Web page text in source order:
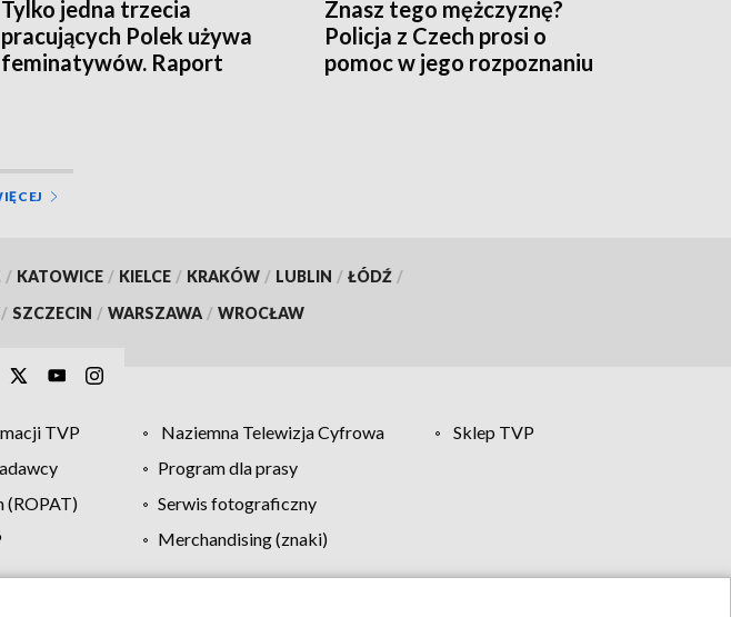
Tylko jedna trzecia
pracujących Polek używa
feminatywów. Raport
Znasz tego mężczyznę?
Policja z Czech prosi o
pomoc w jego rozpoznaniu
/ KATOWICE / KIELCE / KRAKÓW / LUBLIN / ŁÓDŹ /
/ SZCZECIN / WARSZAWA / WROCŁAW
TVP Naziemna Telewizja Cyfrowa
Sklep TVP
Program dla prasy
(ROPAT)
Serwis fotograficzny
Merchandising (znaki)